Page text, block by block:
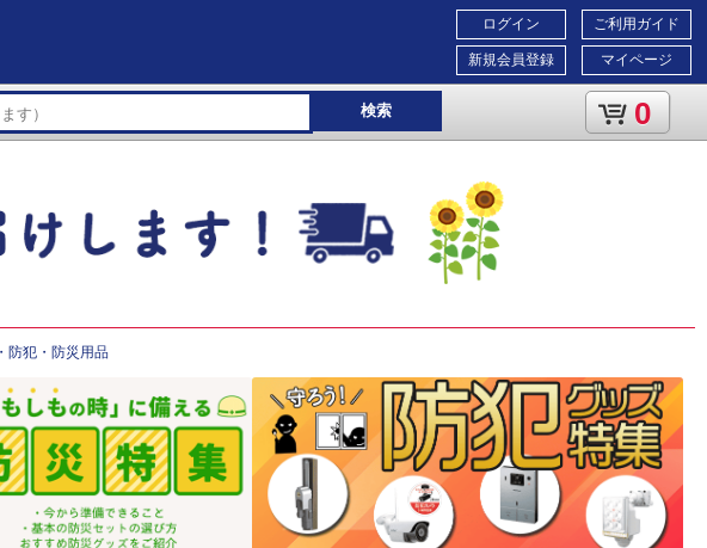
ご利用ガイド
マイページ
ログイン
新規会員登録
検索 0
防犯・防災用品